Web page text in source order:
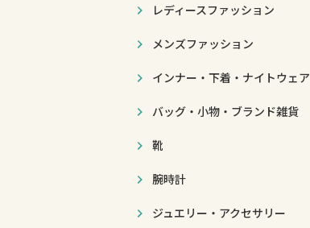
レディースファッション
メンズファッション
インナー・下着・ナイトウェア
バッグ・小物・ブランド雑貨
靴
腕時計
ジュエリー・アクセサリー